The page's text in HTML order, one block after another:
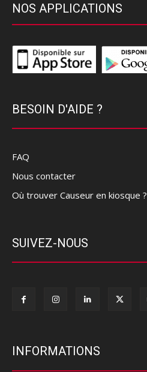
NOS APPLICATIONS
BESOIN D'AIDE ?
FAQ
Nous contacter
Où trouver Causeur en kiosque ?
SUIVEZ-NOUS
INFORMATIONS